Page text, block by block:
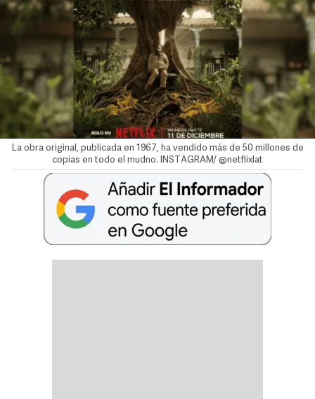
La obra original, publicada en 1967, ha vendido más de 50 millones de
copias en todo el mudno. INSTAGRAM/ @netflixlat